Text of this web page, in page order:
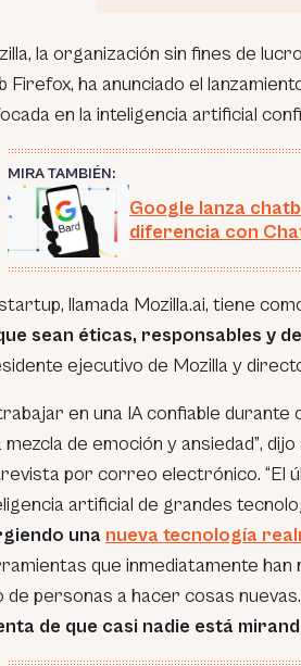
la organización sin fines de
Firefox, ha anunciado el
en la inteligencia artificial
MIRA TAMBIÉN:
Google lanza
diferencia con
llamada Mozilla.ai, tiene
sean éticas, responsables y
ejecutivo de Mozilla y
trabajar en una IA confiable
mezcla de emoción y ansiedad”,
por correo electrónico. “El
artificial de grandes
una nueva tecnología
que inmediatamente
de personas a hacer cosas nuevas.
de que casi nadie está